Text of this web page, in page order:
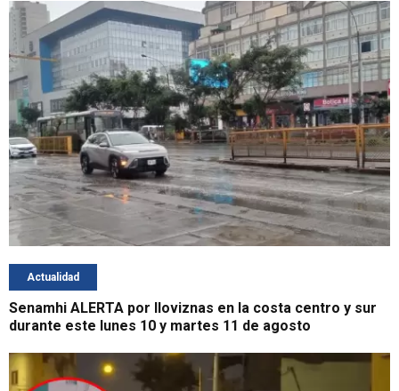
Actualidad
Senamhi ALERTA por lloviznas en la costa centro y sur
durante este lunes 10 y martes 11 de agosto